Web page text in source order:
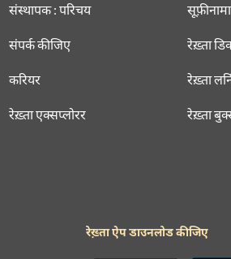
संस्थापक : परिचय
संपर्क कीजिए
करियर
रेख़्ता एक्सप्लोरर
सूफ़ीनामा
रेख़्ता
रेख़्ता
रेख़्ता
रेख़्ता ऐप डाउनलोड कीजिए